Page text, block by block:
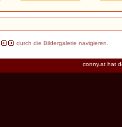
durch die Bildergalerie navigieren.
conny.at hat